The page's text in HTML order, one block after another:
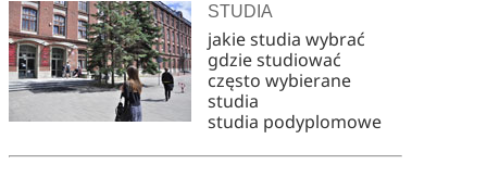
STUDIA
jakie studia wybrać
gdzie studiować
często wybierane
studia
studia podyplomowe